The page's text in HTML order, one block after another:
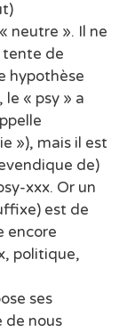
neutre ». Il ne
tente de
hypothèse
« psy » a
»), mais il est
de)
xxx. Or un
est de
encore
politique,
ses
de nous